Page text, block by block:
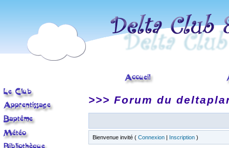
>>> Forum du
Bienvenue invité ( Connexion | Inscription )